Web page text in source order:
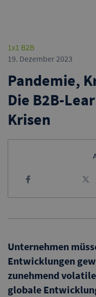
1x1 B2B
19. Dezember 2023
Pandemie,
Die B2B-
Krisen
Unternehmen
Entwicklungen
zunehmend
globale